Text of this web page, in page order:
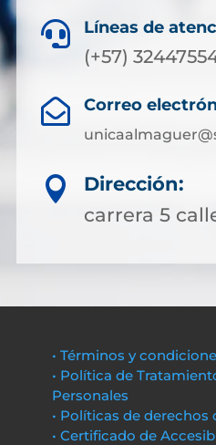
 Líneas de
(+57)
 Correo

Dirección:
carrera 5
• Términos y
• Política de
Personales
• Políticas de derechos
• Certificado de